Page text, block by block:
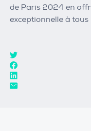
de Paris 2024 en
exceptionnelle à